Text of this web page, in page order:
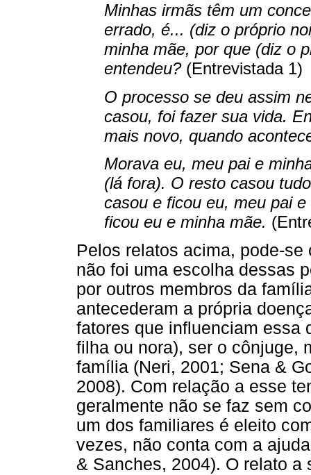
Minhas irmãs têm um
errado, é... (diz o próprio
minha mãe, por que (diz o
entendeu?(Entrevistada 1)
O processo se deu assim
casou, foi fazer sua vida.
mais novo, quando
Morava eu, meu pai e
(lá fora). O resto casou
casou e ficou eu, meu pai
ficou eu e minha mãe.
Pelos relatos acima, pode-
não foi uma escolha dessas
por outros membros da
antecederam a própria
fatores que influenciam essa
filha ou nora), ser o cônjuge,
família (Neri, 2001; Sena &
2008). Com relação a esse
geralmente não se faz sem
um dos familiares é eleito
vezes, não conta com a
& Sanches, 2004). O relato